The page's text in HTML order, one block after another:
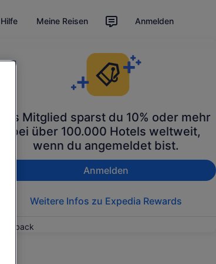
Hilfe Meine Reisen Anmelden
Als Mitglied sparst du 10% oder mehr
bei über 100.000 Hotels weltweit,
wenn du angemeldet bist.
Anmelden
Weitere Infos zu Expedia Rewards
Feedback